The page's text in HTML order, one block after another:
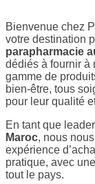
Bienvenue chez
votre destination
parapharmacie
dédiés à fournir à
gamme de
bien-être, tous
pour leur qualité
En tant que
Maroc, nous
expérience
pratique, avec
tout le pays.